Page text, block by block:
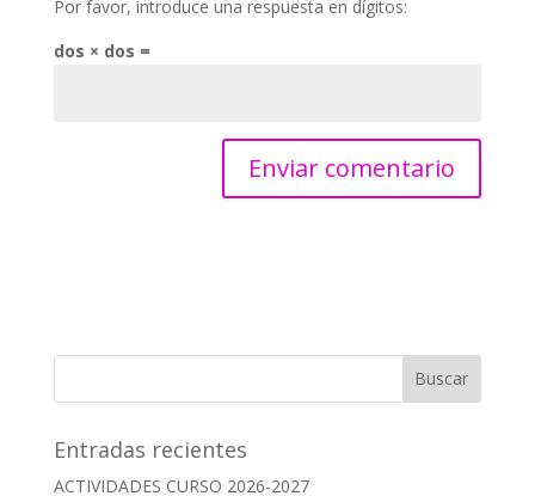
Por favor, introduce una respuesta en dígitos:
dos × dos =
Entradas recientes
ACTIVIDADES CURSO 2026-2027